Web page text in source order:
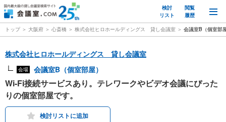
検討
リスト
閲覧
履歴
トップ 大阪府 心斎橋 株式会社ヒロホールディングス 貸し会議室 会議室B（個室部
株式会社ヒロホールディングス 貸し会議室
会場 会議室B（個室部屋）
Wi-Fi接続サービスあり。テレワークやビデオ会議にぴった
りの個室部屋です。
検討リストに追加